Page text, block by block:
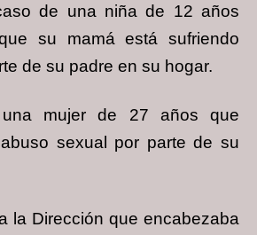
de una niña de 12 años
su mamá está sufriendo
de su padre en su hogar.
mujer de 27 años que
sexual por parte de su
la Dirección que encabezaba